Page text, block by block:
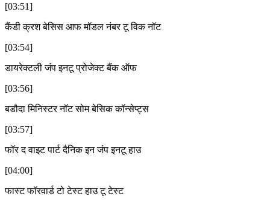
[03:51]
कैंडी क्रश बेसिस आफ मॉडल नंबर टू विक नॉट
[03:54]
डायरेक्टली जंप इनटू प्रोजेक्ट बैंक ऑफ
[03:56]
बडौदा मिनिस्टर नॉट सोम बेसिक कॉन्सेप्ट्स
[03:57]
फॉर द वाइट पार्ट दैनिक इन जंप इनटू हाउ
[04:00]
फास्ट फॉरवार्ड टो टेस्ट हाउ टू टेस्ट